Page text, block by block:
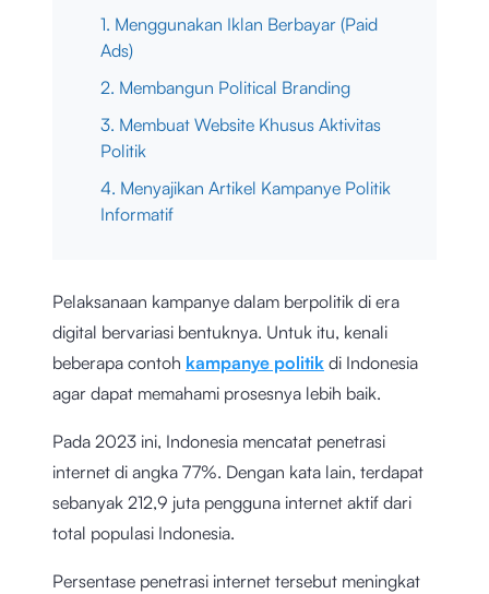
1. Menggunakan Iklan Berbayar (Paid
Ads)
2. Membangun Political Branding
3. Membuat Website Khusus Aktivitas
Politik
4. Menyajikan Artikel Kampanye Politik
Informatif
Pelaksanaan kampanye dalam berpolitik di era
digital bervariasi bentuknya. Untuk itu, kenali
beberapa contoh kampanye politik di Indonesia
agar dapat memahami prosesnya lebih baik.
Pada 2023 ini, Indonesia mencatat penetrasi
internet di angka 77%. Dengan kata lain, terdapat
sebanyak 212,9 juta pengguna internet aktif dari
total populasi Indonesia.
Persentase penetrasi internet tersebut meningkat